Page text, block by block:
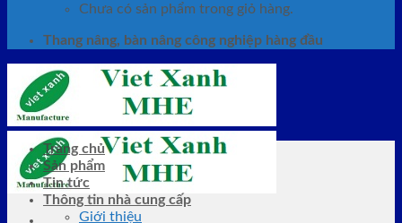
Chưa có sản phẩm trong giỏ hàng.
Thang nâng, bàn nâng công nghiệp hàng đầu
Trang chủ
Sản phẩm
Tin tức
Thông tin nhà cung cấp
Giới thiệu